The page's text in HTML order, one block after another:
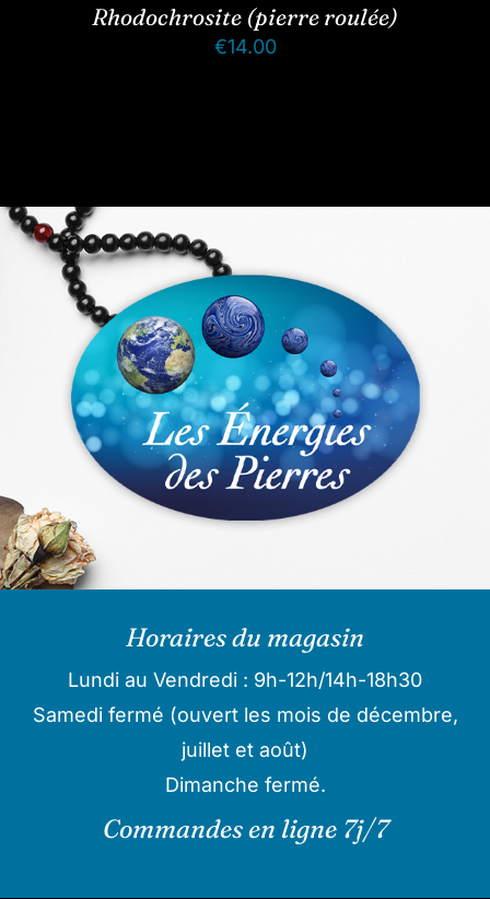
Rhodochrosite (pierre roulée)
€14.00
Horaires du magasin
Lundi au Vendredi : 9h-12h/14h-18h30
Samedi fermé (ouvert les mois de décembre,
juillet et août)
Dimanche fermé.
Commandes en ligne 7j/7